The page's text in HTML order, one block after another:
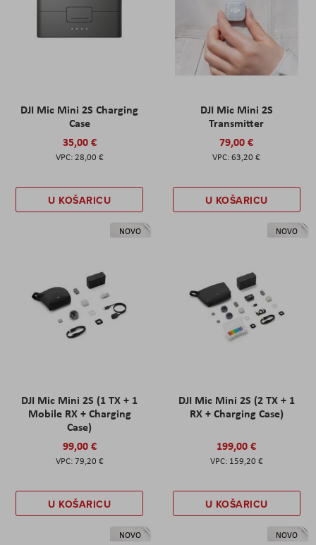
DJI Mic Mini 2S Charging
Case
35,00 €
28,00 €
U KOŠARICU
DJI Mic Mini 2S
Transmitter
79,00 €
63,20 €
U KOŠARICU
NOVO
DJI Mic Mini 2S (1 TX + 1
Mobile RX + Charging
Case)
99,00 €
79,20 €
U KOŠARICU
NOVO
DJI Mic Mini 2S (2 TX + 1
RX + Charging Case)
199,00 €
159,20 €
U KOŠARICU
NOVO NOVO